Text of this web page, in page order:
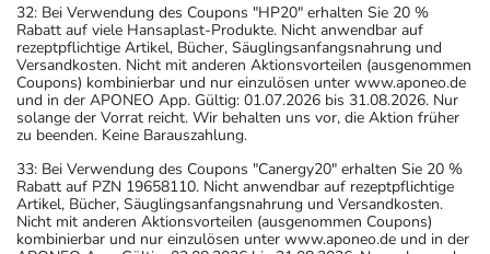
32: Bei Verwendung des Coupons "HP20" erhalten Sie 20 %
Rabatt auf viele Hansaplast-Produkte. Nicht anwendbar auf
rezeptpflichtige Artikel, Bücher, Säuglingsanfangsnahrung und
Versandkosten. Nicht mit anderen Aktionsvorteilen (ausgenommen
Coupons) kombinierbar und nur einzulösen unter www.aponeo.de
und in der APONEO App. Gültig: 01.07.2026 bis 31.08.2026. Nur
solange der Vorrat reicht. Wir behalten uns vor, die Aktion früher
zu beenden. Keine Barauszahlung.
33: Bei Verwendung des Coupons "Canergy20" erhalten Sie 20 %
Rabatt auf PZN 19658110. Nicht anwendbar auf rezeptpflichtige
Artikel, Bücher, Säuglingsanfangsnahrung und Versandkosten.
Nicht mit anderen Aktionsvorteilen (ausgenommen Coupons)
kombinierbar und nur einzulösen unter www.aponeo.de und in der